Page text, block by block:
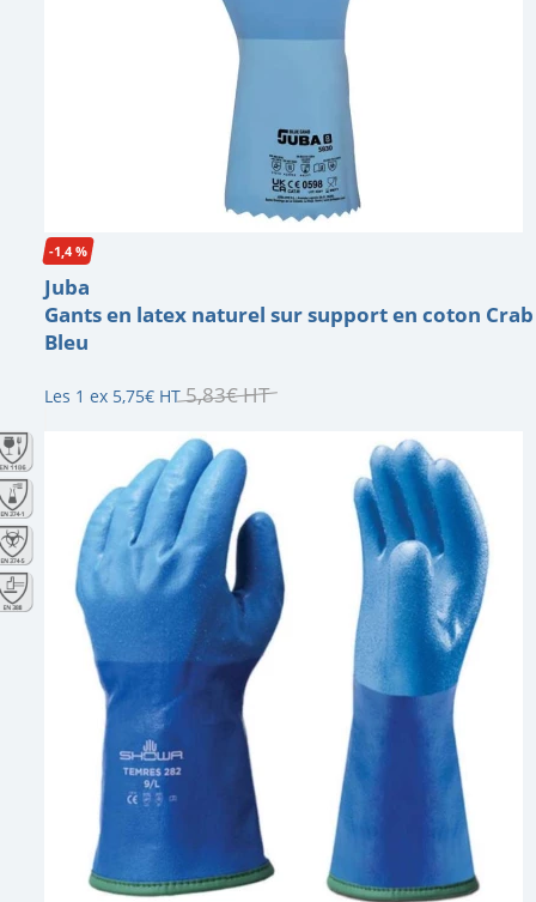
-1,4 %
Juba
Gants en latex naturel sur support en coton Crab
Bleu
Les 1 ex 5,75€ HT 5,83€HT